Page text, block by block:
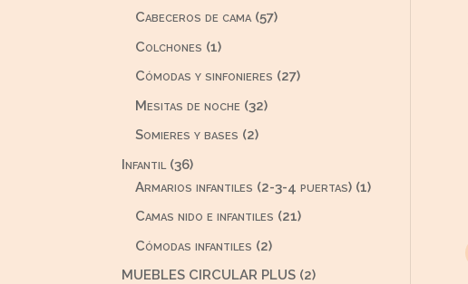
productos
Cabeceros de cama 5757
Colchones 11
Cómodas y sinfonieres 2727
Mesitas de noche 3232
Somieres y bases 22
Infantil 3636
productos
Armarios infantiles (2-3-4 puertas) 11
Camas nido e infantiles 2121
Cómodas infantiles 22
productos
MUEBLES CIRCULAR PLUS 22